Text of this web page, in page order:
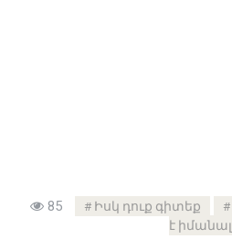
85 Իսկ դուք գիտեք
է իմանալ